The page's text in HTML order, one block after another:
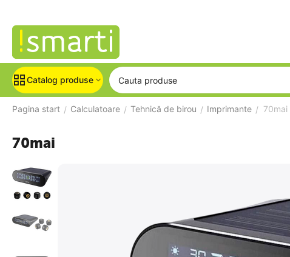
Catalog produse
Pagina start / Calculatoare / Tehnică de birou / Imprimante / 70mai
70mai